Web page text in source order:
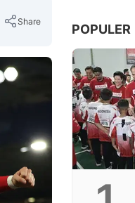
Share
POPULER